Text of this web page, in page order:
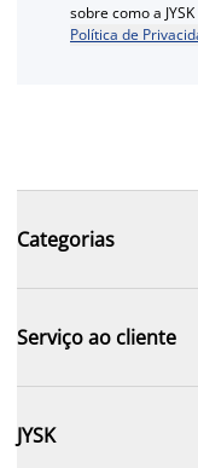
sobre como a
Política de
Categorias
Serviço ao cliente
JYSK